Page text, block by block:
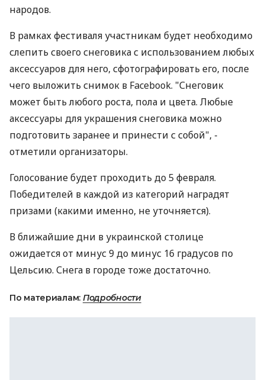
народов.
В рамках фестиваля участникам будет необходимо
слепить своего снеговика с использованием любых
аксессуаров для него, сфотографировать его, после
чего выложить снимок в Facebook. "Снеговик
может быть любого роста, пола и цвета. Любые
аксессуары для украшения снеговика можно
подготовить заранее и принести с собой", -
отметили организаторы.
Голосование будет проходить до 5 февраля.
Победителей в каждой из категорий наградят
призами (какими именно, не уточняется).
В ближайшие дни в украинской столице
ожидается от минус 9 до минус 16 градусов по
Цельсию. Снега в городе тоже достаточно.
По материалам: Подробности